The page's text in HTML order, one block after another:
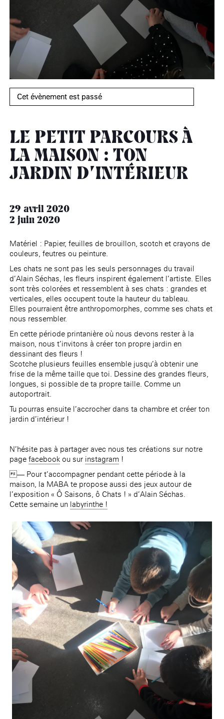
Cet évènement est passé
LE PETIT PARCOURS À
LA MAISON : TON
JARDIN D’INTÉRIEUR
29 avril 2020
2 juin 2020
Matériel : Papier, feuilles de brouillon, scotch et crayons de
couleurs, feutres ou peinture.
Les chats ne sont pas les seuls personnages du travail
d’Alain Séchas, les fleurs inspirent également l’artiste. Elles
sont très colorées et ressemblent à ses chats : grandes et
verticales, elles occupent toute la hauteur du tableau.
Elles pourraient être anthropomorphes, comme ses chats et
nous ressembler.
En cette période printanière où nous devons rester à la
maison, nous t’invitons à créer ton propre jardin en
dessinant des fleurs !
Scotche plusieurs feuilles ensemble jusqu’à obtenir une
frise de la même taille que toi. Dessine des grandes fleurs,
longues, si possible de ta propre taille. Comme un
autoportrait.
Tu pourras ensuite l’accrocher dans ta chambre et créer ton
jardin d’intérieur !
N’hésite pas à partager avec nous tes créations sur notre
pagefacebook ou sur instagram !
— Pour t’accompagner pendant cette période à la
maison, la MABA te propose aussi des jeux autour de
l’exposition « Ô Saisons, ô Chats ! » d’Alain Séchas.
Cette semaine un labyrinthe !
Maison nationale
(EHPAD)
Fondation
Rotonde Balzac de l’Hôtel
Salomon de Rothschild
Jardin public de l’Hôtel
Salomon de Rothschild